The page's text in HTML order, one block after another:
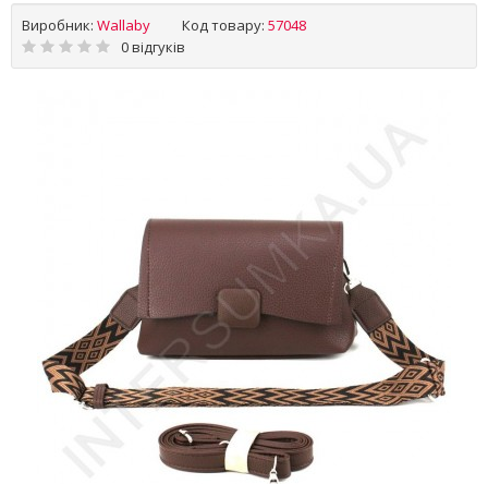
Виробник: Wallaby Код товару: 57048
0 відгуків